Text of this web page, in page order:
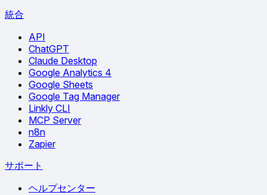
統合
API
ChatGPT
Claude Desktop
Google Analytics 4
Google Sheets
Google Tag Manager
Linkly CLI
MCP Server
n8n
Zapier
サポート
ヘルプセンター